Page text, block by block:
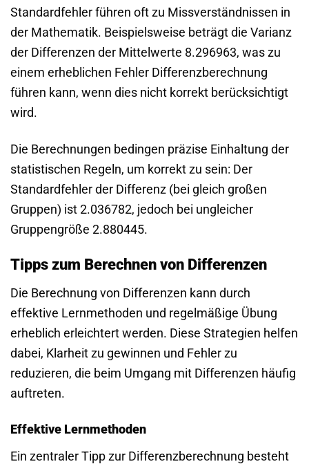
Standardfehler führen oft zu Missverständnissen in
der Mathematik. Beispielsweise beträgt die Varianz
der Differenzen der Mittelwerte 8.296963, was zu
einem erheblichen Fehler Differenzberechnung
führen kann, wenn dies nicht korrekt berücksichtigt
wird.
Die Berechnungen bedingen präzise Einhaltung der
statistischen Regeln, um korrekt zu sein: Der
Standardfehler der Differenz (bei gleich großen
Gruppen) ist 2.036782, jedoch bei ungleicher
Gruppengröße 2.880445.
Tipps zum Berechnen von Differenzen
Die Berechnung von Differenzen kann durch
effektive Lernmethoden und regelmäßige Übung
erheblich erleichtert werden. Diese Strategien helfen
dabei, Klarheit zu gewinnen und Fehler zu
reduzieren, die beim Umgang mit Differenzen häufig
auftreten.
Effektive Lernmethoden
Ein zentraler Tipp zur Differenzberechnung besteht